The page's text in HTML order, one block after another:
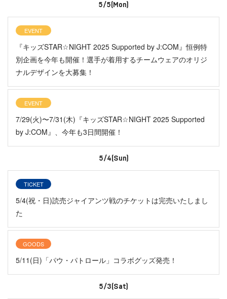
5/5(Mon)
EVENT
『キッズSTAR☆NIGHT 2025 Supported by J:COM』恒例特
別企画を今年も開催！選手が着用するチームウェアのオリジ
ナルデザインを大募集！
EVENT
7/29(火)〜7/31(木)『キッズSTAR☆NIGHT 2025 Supported
by J:COM』、今年も3日間開催！
5/4(Sun)
TICKET
5/4(祝・日)読売ジャイアンツ戦のチケットは完売いたしまし
た
GOODS
5/11(日)「パウ・パトロール」コラボグッズ発売！
5/3(Sat)